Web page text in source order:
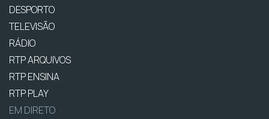
DESPORTO
TELEVISÃO
RÁDIO
RTP ARQUIVOS
RTP ENSINA
RTP PLAY
EM DIRETO